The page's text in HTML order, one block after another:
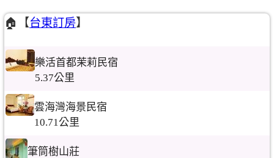
🏠【台東訂房】
樂活首都茉莉民宿
5.37公里
雲海灣海景民宿
10.71公里
筆筒樹山莊